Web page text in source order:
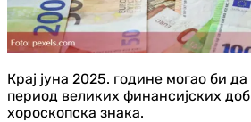
Крај јуна 2025. године могао би
период великих финансијских
хороскопска знака.